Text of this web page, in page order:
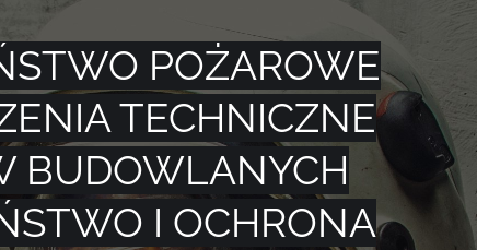
POŻAROWE
TECHNICZNE
BUDOWLANYCH
I OCHRONA